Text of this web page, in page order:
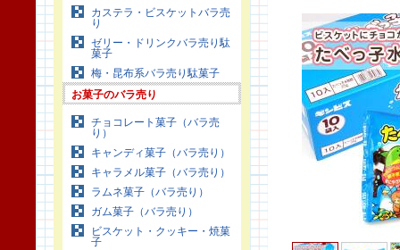
カステラ・ビスケットバラ売
り
ゼリー・ドリンクバラ売り駄
菓子
梅・昆布系バラ売り駄菓子
お菓子のバラ売り
チョコレート菓子（バラ売
り）
キャンディ菓子（バラ売り）
キャラメル菓子（バラ売り）
ラムネ菓子（バラ売り）
ガム菓子（バラ売り）
ビスケット・クッキー・焼菓
子